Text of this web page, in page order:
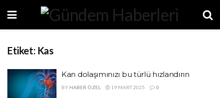
Etiket: Kas
Kan dolaşımınızı bu türlü hızlandırın
BY HABER ÖZEL 19 MART 2025 0